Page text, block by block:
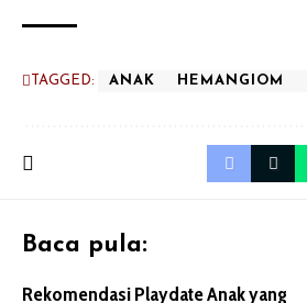
TAGGED: ANAK HEMANGIOM
Baca pula:
Rekomendasi Playdate Anak yang